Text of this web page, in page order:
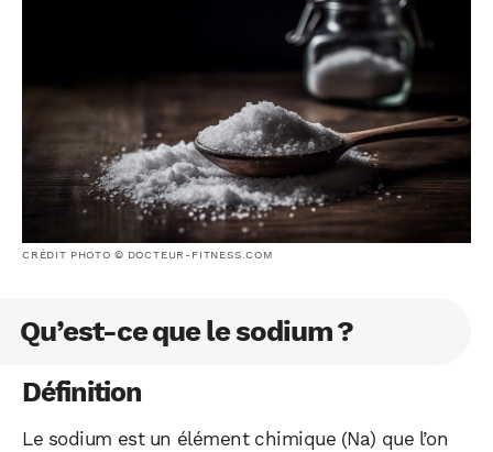
CRÉDIT PHOTO © DOCTEUR-FITNESS.COM
Qu’est-ce que le sodium ?
Définition
Le sodium est un élément chimique (Na) que l’on